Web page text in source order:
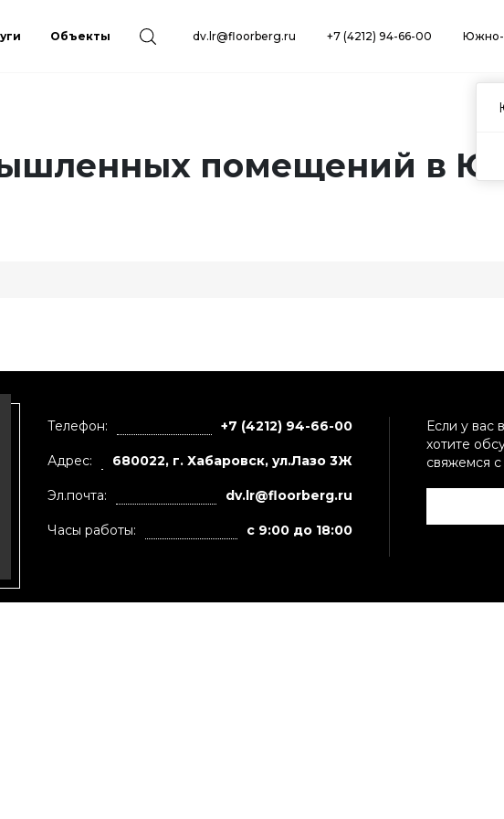
Объекты dv.lr@floorberg.ru +7 (4212) 94-66-00 Южно-
помещений в
Телефон: +7 (4212) 94-66-00
Адрес: 680022, г. Хабаровск, ул.Лазо 3Ж
Эл.почта: dv.lr@floorberg.ru
Часы работы: с 9:00 до 18:00
Если у вас
хотите
свяжемся с